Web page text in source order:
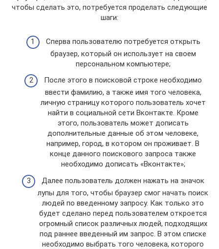
чтобы сделать это, потребуется проделать следующие
шаги:
Сперва пользователю потребуется открыть
браузер, который он использует на своем
персональном компьютере;
После этого в поисковой строке необходимо
ввести фамилию, а также имя того человека,
личную страницу которого пользователь хочет
найти в социальной сети Вконтакте. Кроме
этого, пользователь может дописать
дополнительные данные об этом человеке,
например, город, в котором он проживает. В
конце данного поискового запроса также
необходимо дописать «Вконтакте»;
Далее пользователь должен нажать на значок
лупы для того, чтобы браузер смог начать поиск
людей по введенному запросу. Как только это
будет сделано перед пользователем откроется
огромный список различных людей, подходящих
под раннее введенный им запрос. В этом списке
необходимо выбрать того человека, которого